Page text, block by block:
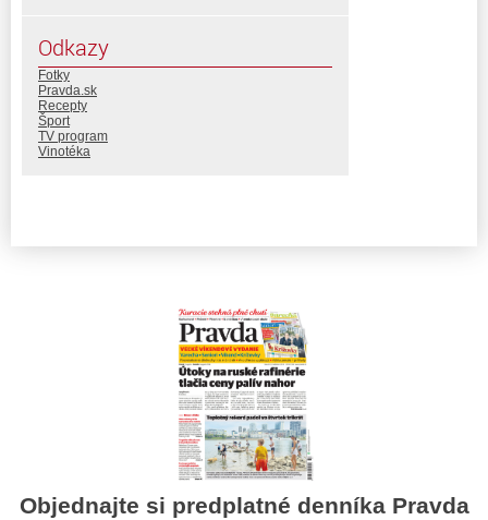
Odkazy
Fotky
Pravda.sk
Recepty
Šport
TV program
Vinotéka
Objednajte si predplatné denníka Pravda